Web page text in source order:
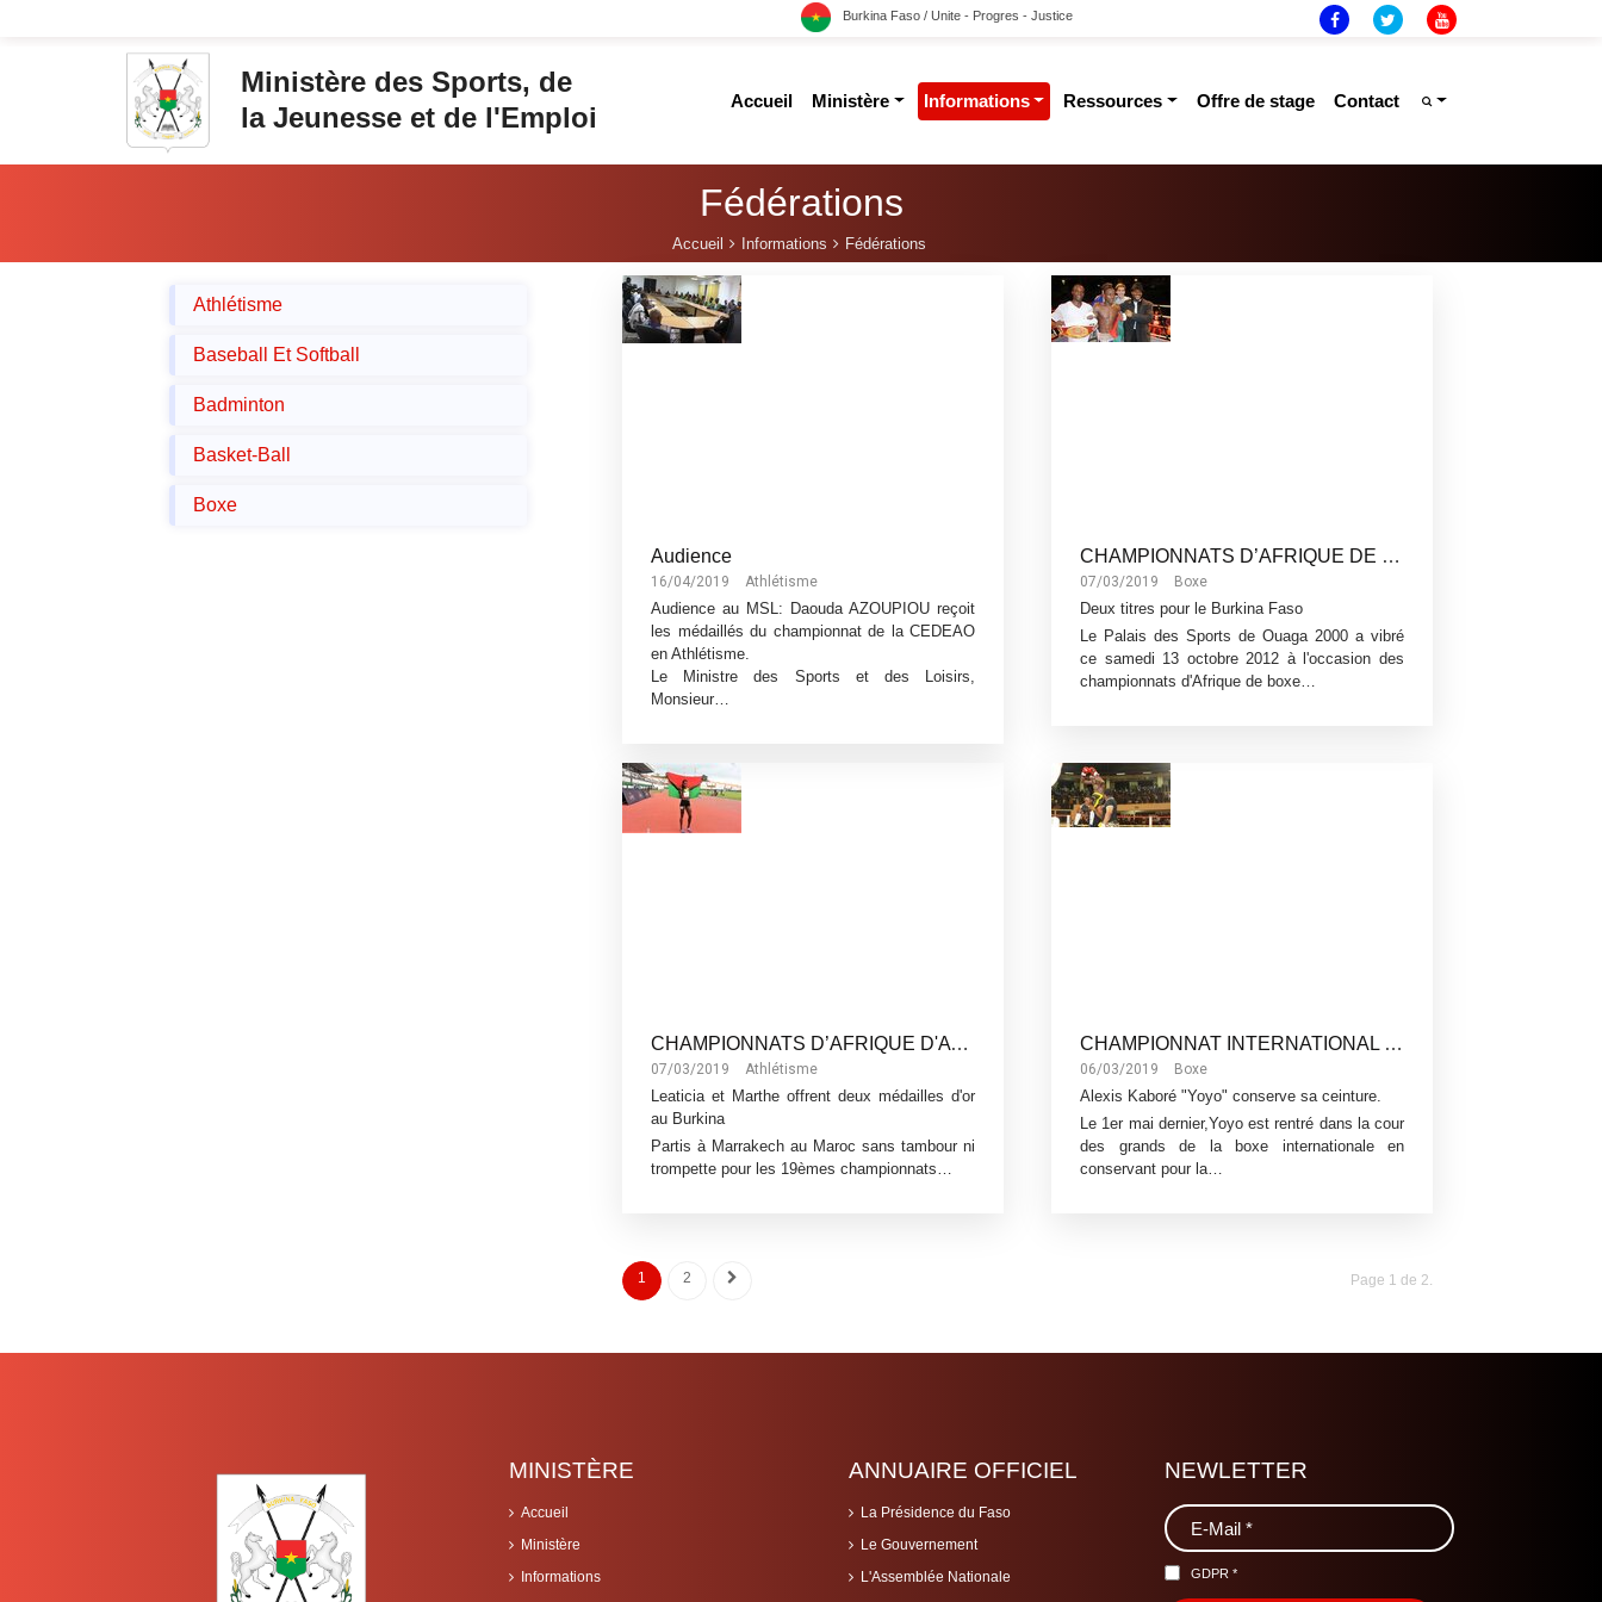
Burkina Faso / Unite - Progres - Justice
Ministère des Sports, de
la Jeunesse et de l'Emploi
accueil ministère informations ressources offre de stage contact
Fédérations
Accueil Informations Fédérations
Athlétisme
Baseball Et Softball
Badminton
Basket-Ball
Boxe
Audience
16/04/2019 Athlétisme
Audience au MSL: Daouda AZOUPIOU reçoit
les médaillés du championnat de la CEDEAO
en Athlétisme.
Le Ministre des Sports et des Loisirs,
Monsieur…
CHAMPIONNATS D’AFRIQUE DE BOXE
07/03/2019 Boxe
Deux titres pour le Burkina Faso
Le Palais des Sports de Ouaga 2000 a vibré
ce samedi 13 octobre 2012 à l'occasion des
championnats d'Afrique de boxe…
CHAMPIONNATS D’AFRIQUE D'ATHLETISME MARRAKECH
07/03/2019 Athlétisme
Leaticia et Marthe offrent deux médailles d'or
au Burkina
Partis à Marrakech au Maroc sans tambour ni
trompette pour les 19èmes championnats…
CHAMPIONNAT INTERNATIONAL WBC BOXE
06/03/2019 Boxe
Alexis Kaboré "Yoyo" conserve sa ceinture.
Le 1er mai dernier,Yoyo est rentré dans la cour
des grands de la boxe internationale en
conservant pour la…
Page 1 de 2.
1 2
MINISTÈRE
Accueil
Ministère
Informations
ANNUAIRE OFFICIEL
La Présidence du Faso
Le Gouvernement
L'Assemblée Nationale
NEWLETTER
GDPR *